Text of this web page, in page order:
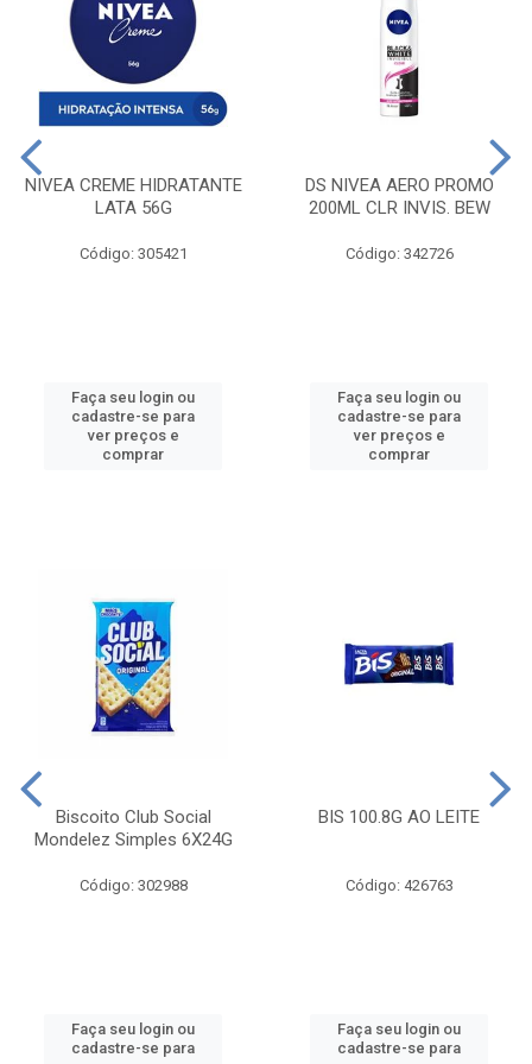
NIVEA CREME HIDRATANTE
LATA 56G
Código: 305421
Faça seu login ou
cadastre-se para
ver preços e
comprar
DS NIVEA AERO PROMO
200ML CLR INVIS. BEW
Código: 342726
Faça seu login ou
cadastre-se para
ver preços e
comprar
Biscoito Club Social
Mondelez Simples 6X24G
Código: 302988
Faça seu login ou
cadastre-se para
BIS 100.8G AO LEITE
Código: 426763
Faça seu login ou
cadastre-se para